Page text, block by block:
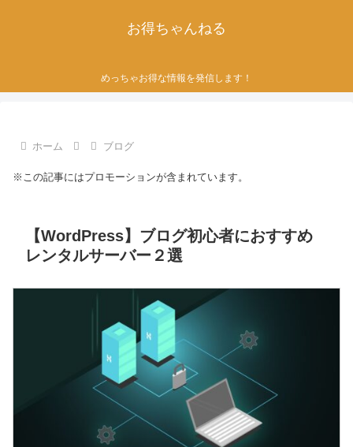
お得ちゃんねる
めっちゃお得な情報を発信します！
ホーム ブログ
※この記事にはプロモーションが含まれています。
【WordPress】ブログ初心者におすすめ
レンタルサーバー２選